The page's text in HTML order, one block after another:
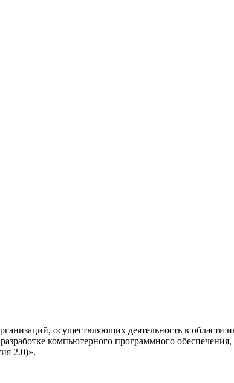
осуществляющих деятельность в
компьютерного программного
2.0)».